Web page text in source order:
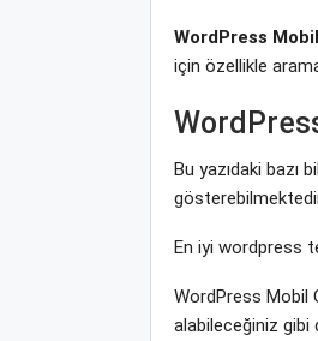
WordPress
için özellikle
Bu yazıdaki bazı
En iyi wordpress
WordPress Mobil
alabileceğiniz gibi